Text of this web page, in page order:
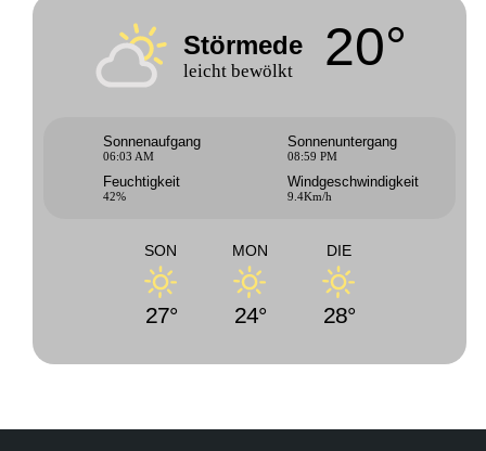
Störmede
leicht bewölkt 20°
Sonnenaufgang
06:03 AM
Sonnenuntergang
08:59 PM
Feuchtigkeit
42%
Windgeschwindigkeit
9.4Km/h
SON
27°
MON
24°
DIE
28°